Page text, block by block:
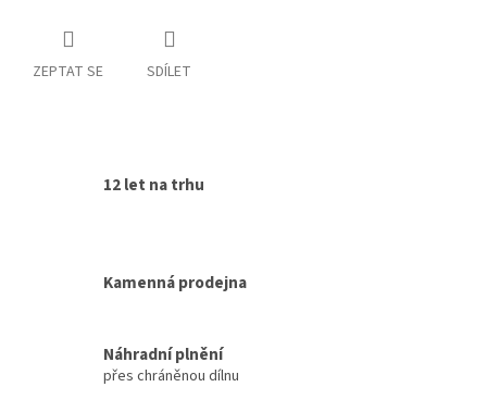
ZEPTAT SE SDÍLET
12 let na trhu
Kamenná prodejna
Náhradní plnění
přes chráněnou dílnu